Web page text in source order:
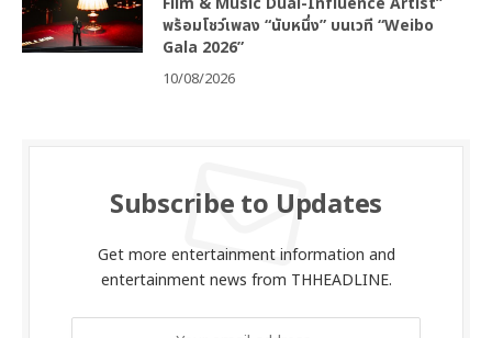
พร้อมโชว์เพลง “นับหนึ่ง” บนเวที “Weibo
Gala 2026”
10/08/2026
Subscribe to Updates
Get more entertainment information and
entertainment news from THHEADLINE.